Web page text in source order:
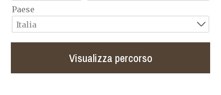
Appartamenti
Gruppo di Tessa
Vacanze per famiglie
Paese
Italia
Visualizza percorso